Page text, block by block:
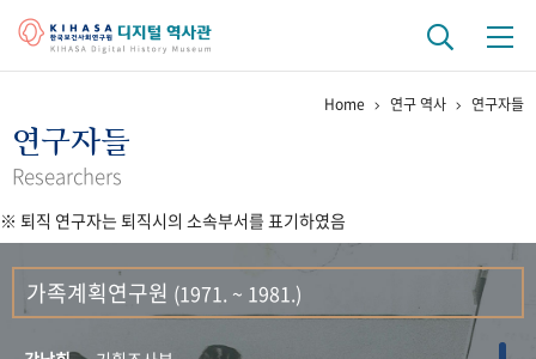
걸어온 길 기관 변천사
연구 역사
정책과 연구 키워드로 보는 연구 역사
연구자들
간행물 변천사
Home 연구 역사 연구자들
연구자들
Researchers
※ 퇴직 연구자는 퇴직시의 소속부서를 표기하였음
가족계획연구원 (1971. ~ 1981.)